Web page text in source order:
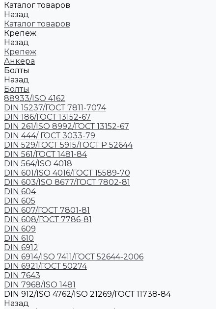
Каталог товаров
Назад
Каталог товаров
Крепеж
Назад
Крепеж
Анкера
Болты
Назад
Болты
88933/ISO 4162
DIN 15237/ГОСТ 7811-7074
DIN 186/ГОСТ 13152-67
DIN 261/ISO 8992/ГОСТ 13152-67
DIN 444/ ГОСТ 3033-79
DIN 529/ГОСТ 5915/ГОСТ Р 52644
DIN 561/ГОСТ 1481-84
DIN 564/ISO 4018
DIN 601/ISO 4016/ГОСТ 15589-70
DIN 603/ISO 8677/ГОСТ 7802-81
DIN 604
DIN 605
DIN 607/ГОСТ 7801-81
DIN 608/ГОСТ 7786-81
DIN 609
DIN 610
DIN 6912
DIN 6914/ISO 7411/ГОСТ 52644-2006
DIN 6921/ГОСТ 50274
DIN 7643
DIN 7968/ISO 1481
DIN 912/ISO 4762/ISO 21269/ГОСТ 11738-84
Назад